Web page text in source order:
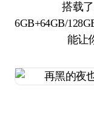
搭载了
6GB+64GB/
能让